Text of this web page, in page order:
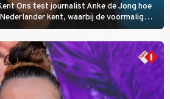
Ons test journalist Anke de Jong hoe
kent, waarbij de voormalig
Glamour en Elle het samen met
Edson da Graça en Marc-Marie